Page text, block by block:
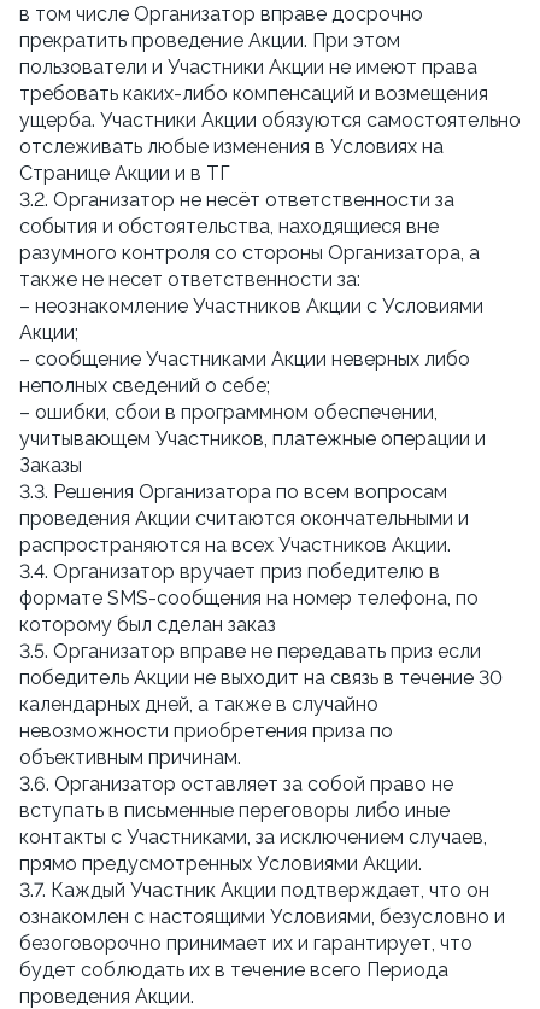
в том числе Организатор вправе досрочно
прекратить проведение Акции. При этом
пользователи и Участники Акции не имеют права
требовать каких-либо компенсаций и возмещения
ущерба. Участники Акции обязуются самостоятельно
отслеживать любые изменения в Условиях на
Странице Акции и в ТГ
3.2. Организатор не несёт ответственности за
события и обстоятельства, находящиеся вне
разумного контроля со стороны Организатора, а
также не несет ответственности за:
– неознакомление Участников Акции с Условиями
Акции;
– сообщение Участниками Акции неверных либо
неполных сведений о себе;
– ошибки, сбои в программном обеспечении,
учитывающем Участников, платежные операции и
Заказы
3.3. Решения Организатора по всем вопросам
проведения Акции считаются окончательными и
распространяются на всех Участников Акции.
3.4. Организатор вручает приз победителю в
формате SMS-сообщения на номер телефона, по
которому был сделан заказ
3.5. Организатор вправе не передавать приз если
победитель Акции не выходит на связь в течение 30
календарных дней, а также в случайно
невозможности приобретения приза по
объективным причинам.
3.6. Организатор оставляет за собой право не
вступать в письменные переговоры либо иные
контакты с Участниками, за исключением случаев,
прямо предусмотренных Условиями Акции.
3.7. Каждый Участник Акции подтверждает, что он
ознакомлен с настоящими Условиями, безусловно и
безоговорочно принимает их и гарантирует, что
будет соблюдать их в течение всего Периода
проведения Акции.